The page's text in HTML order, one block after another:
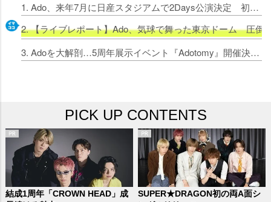
1. Ado、来年7月に日産スタジアムで2Days公演決定 初のドームツアー『よだか』完遂
2. 【ライブレポート】Ado、気球で舞った東京ドーム 圧倒
3. Adoを大解剖…5周年展示イベント『Adotomy』開催決定 東京・大阪で来年1月から
PICK UP CONTENTS
結成1周年「CROWN HEAD」成
SUPER★DRAGON初の両A面シ